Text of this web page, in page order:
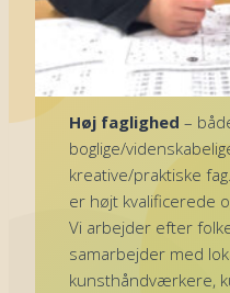
Høj faglighed –
boglige/
kreative/praktiske
er højt kvalificerede
Vi arbejder efter
samarbejder med
kunsthåndværkere,